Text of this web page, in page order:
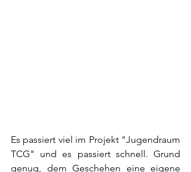
Es passiert viel im Projekt "Jugendraum
TCG" und es passiert schnell. Grund
genug, dem Geschehen eine eigene